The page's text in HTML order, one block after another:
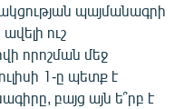
պայմանագրի
ուշ
որոշման մեջ
1-ը պետք է
բայց այն ե՞րբ է